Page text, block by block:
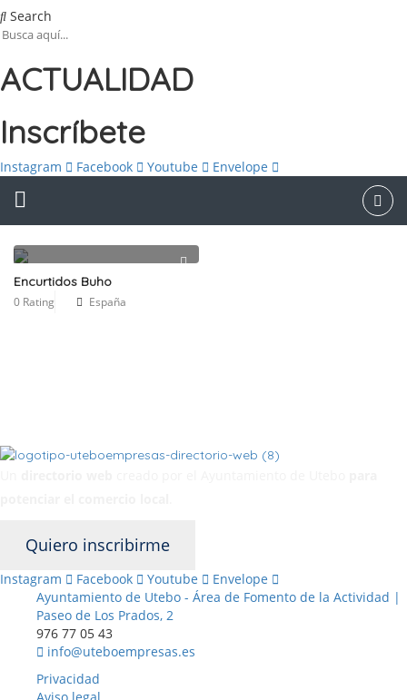
Search
ACTUALIDAD
Inscríbete
Instagram Facebook Youtube Envelope
Encurtidos Buho
0 Rating España
Quiero inscribirme
Instagram Facebook Youtube
Envelope
Ayuntamiento de Utebo - Área de Fomento de la Actividad |
Paseo de Los Prados, 2
976 77 05 43
info@uteboempresas.es
Privacidad